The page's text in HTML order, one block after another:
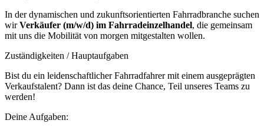
In der dynamischen und zukunftsorientierten Fahrradbranche suchen
wirVerkäufer (m/w/d) im Fahrradeinzelhandel, die gemeinsam
mit uns die Mobilität von morgen mitgestalten wollen.
Zuständigkeiten / Hauptaufgaben
Bist du ein leidenschaftlicher Fahrradfahrer mit einem ausgeprägten
Verkaufstalent? Dann ist das deine Chance, Teil unseres Teams zu
werden!
Deine Aufgaben: